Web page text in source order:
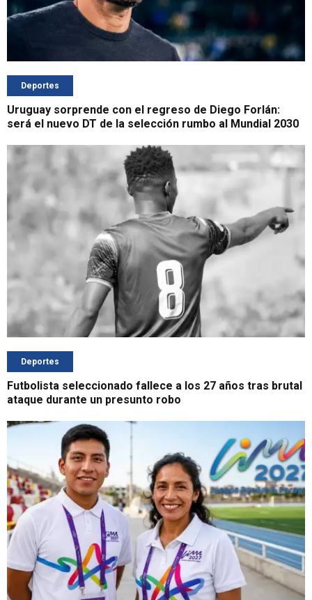
Deportes
Uruguay sorprende con el regreso de Diego Forlán:
será el nuevo DT de la selección rumbo al Mundial 2030
Deportes
Futbolista seleccionado fallece a los 27 años tras brutal
ataque durante un presunto robo